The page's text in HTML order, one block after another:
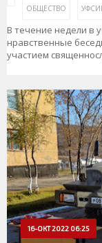
ОБЩЕСТВО
В течение недели в
нравственные
участием
16-ОКТ 2022 06:25